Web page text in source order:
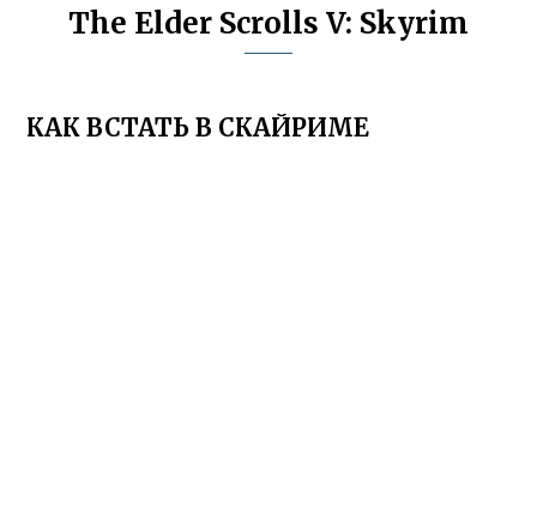
The Elder Scrolls V: Skyrim
КАК ВСТАТЬ В СКАЙРИМЕ